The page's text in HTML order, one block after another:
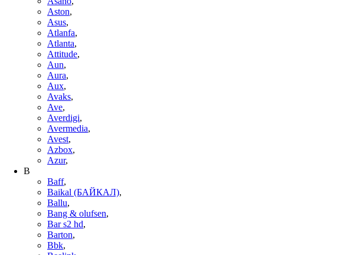
Aston,
Asus,
Atlanfa,
Atlanta,
Attitude,
Aun,
Aura,
Aux,
Avaks,
Ave,
Averdigi,
Avermedia,
Avest,
Azbox,
Azur,
B
Baff,
Baikal (БАЙКАЛ),
Ballu,
Bang & olufsen,
Bar s2 hd,
Barton,
Bbk,